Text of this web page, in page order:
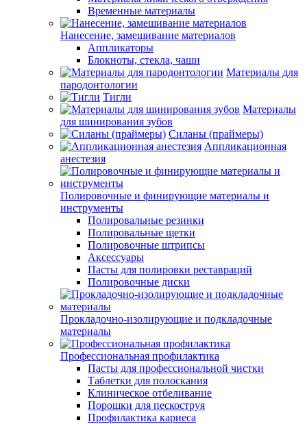
Временные материалы
Нанесение, замешивание материалов
Аппликаторы
Блокноты, стекла, чаши
Материалы для
пародонтологии
Тигли
Материалы
для шинирования зубов
Силаны (праймеры)
Аппликационная
анестезия
Полировочные и финирующие материалы и
инструменты
Полировальные резинки
Полировальные щетки
Полировочные штрипсы
Аксессуары
Пасты для полировки реставраций
Полировочные диски
Прокладочно-изолирующие и подкладочные
материалы
Профессиональная профилактика
Пасты для профессиональной чистки
Таблетки для полоскания
Клиническое отбеливание
Порошки для пескоструя
Профилактика кариеса